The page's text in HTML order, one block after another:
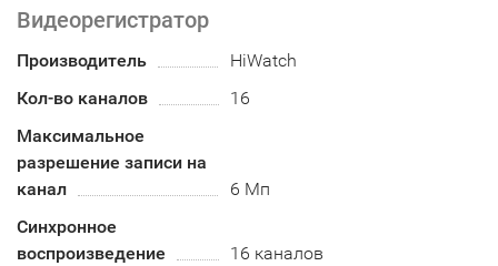
Видеорегистратор
Производитель
HiWatch
Кол-во каналов
16
Максимальное
разрешение записи на
канал
6 Мп
Синхронное
воспроизведение
16 каналов